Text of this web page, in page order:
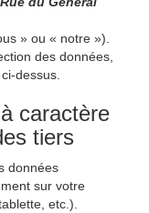
» ou « notre »).
des données,
dessus.
caractère
tiers
données
sur votre
etc.).